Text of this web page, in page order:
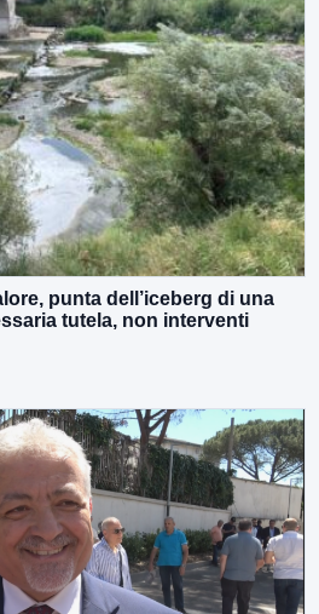
punta dell’iceberg di una
tutela, non interventi